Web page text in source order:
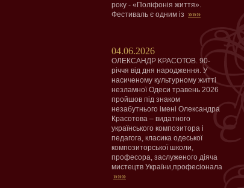
року - «Поліфонія життя».
Фестиваль є одним із »»»
04.06.2026
ОЛЕКСАНДР КРАСОТОВ. 90-
річчя від дня народження. У
насиченому культурному житті
незламної Одеси травень 2026
пройшов під знаком
незабутнього імені Олександра
Красотова – видатного
українського композитора і
педагога, класика одеської
композиторської школи,
професора, заслуженого діяча
мистецтв України,професіонала
»»»